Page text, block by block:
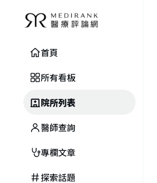
首頁
所有看板
院所列表
醫師查詢
專欄文章
探索話題